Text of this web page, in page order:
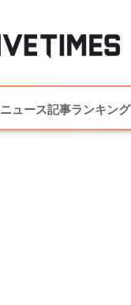
ニュース記事ランキング